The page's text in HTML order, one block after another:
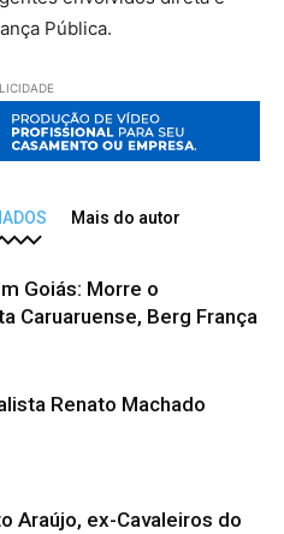
Pública.
Mais do autor
Goiás: Morre o
Caruaruense, Berg França
Renato Machado
Araújo, ex-Cavaleiros do